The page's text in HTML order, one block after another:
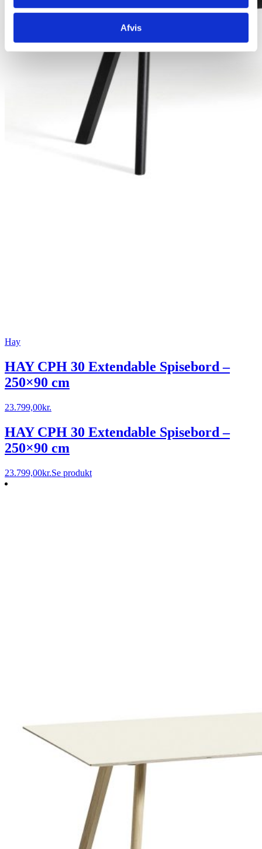
Afvis
Hay
HAY CPH 30 Extendable Spisebord –
250×90 cm
23.799,00kr.
HAY CPH 30 Extendable Spisebord –
250×90 cm
23.799,00kr.Se produkt